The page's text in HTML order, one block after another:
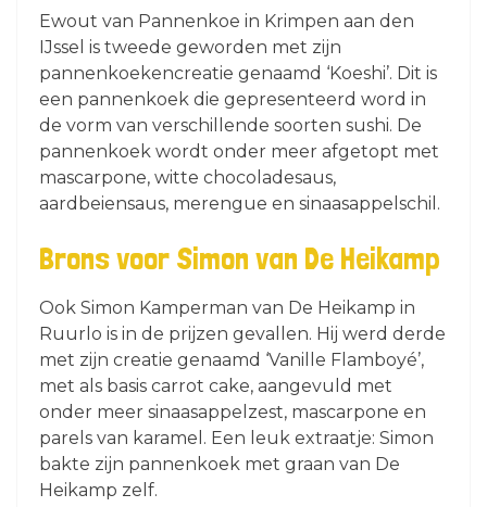
Ewout van Pannenkoe in Krimpen aan den
IJssel is tweede geworden met zijn
pannenkoekencreatie genaamd ‘Koeshi’. Dit is
een pannenkoek die gepresenteerd word in
de vorm van verschillende soorten sushi. De
pannenkoek wordt onder meer afgetopt met
mascarpone, witte chocoladesaus,
aardbeiensaus, merengue en sinaasappelschil.
Brons voor Simon van De Heikamp
Ook Simon Kamperman van De Heikamp in
Ruurlo is in de prijzen gevallen. Hij werd derde
met zijn creatie genaamd ‘Vanille Flamboyé’,
met als basis carrot cake, aangevuld met
onder meer sinaasappelzest, mascarpone en
parels van karamel. Een leuk extraatje: Simon
bakte zijn pannenkoek met graan van De
Heikamp zelf.